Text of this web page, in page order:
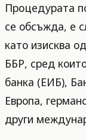
Процедурата
се обсъжда, е
като изисква
ББР, сред
банка (ЕИБ),
Европа,
други